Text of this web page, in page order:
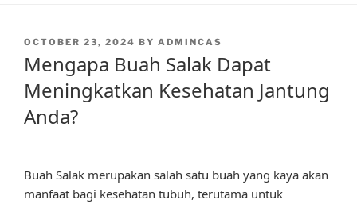
POSTED
OCTOBER 23, 2024 BY ADMINCAS
Mengapa Buah Salak Dapat
Meningkatkan Kesehatan Jantung
Anda?
Buah Salak merupakan salah satu buah yang kaya akan
manfaat bagi kesehatan tubuh, terutama untuk